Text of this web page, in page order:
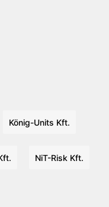
König-Units Kft.
NiT-Risk Kft.